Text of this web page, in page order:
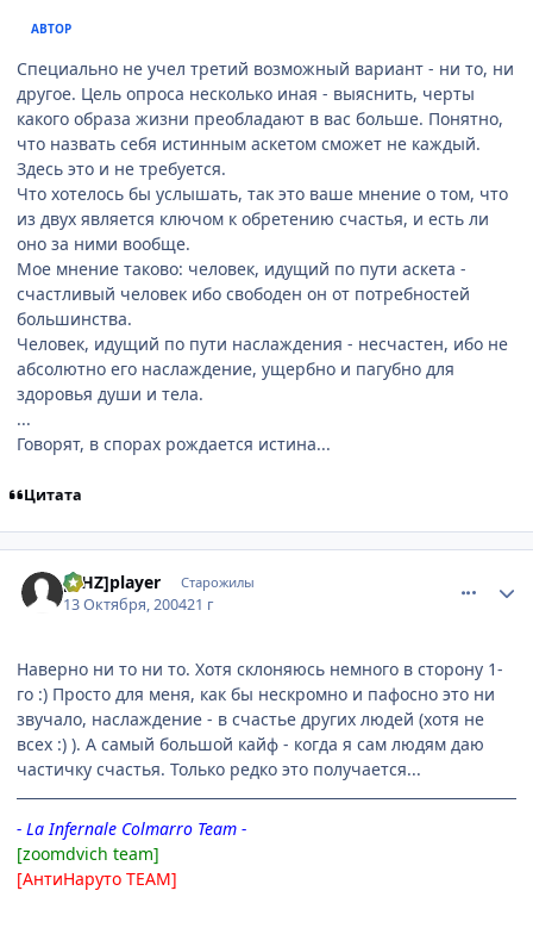
АВТОР
Специально не учел третий возможный вариант - ни то, ни
другое. Цель опроса несколько иная - выяснить, черты
какого образа жизни преобладают в вас больше. Понятно,
что назвать себя истинным аскетом сможет не каждый.
Здесь это и не требуется.
Что хотелось бы услышать, так это ваше мнение о том, что
из двух является ключом к обретению счастья, и есть ли
оно за ними вообще.
Мое мнение таково: человек, идущий по пути аскета -
счастливый человек ибо свободен он от потребностей
большинства.
Человек, идущий по пути наслаждения - несчастен, ибо не
абсолютно его наслаждение, ущербно и пагубно для
здоровья души и тела.
...
Говорят, в спорах рождается истина...
Цитата
[AHZ]player Старожилы
13 Октября, 200421 г
Наверно ни то ни то. Хотя склоняюсь немного в сторону 1-
го :) Просто для меня, как бы нескромно и пафосно это ни
звучало, наслаждение - в счастье других людей (хотя не
всех :) ). А самый большой кайф - когда я сам людям даю
частичку счастья. Только редко это получается...
- La Infernale Colmarro Team -
[zoomdvich team]
[АнтиНаруто TEAM]